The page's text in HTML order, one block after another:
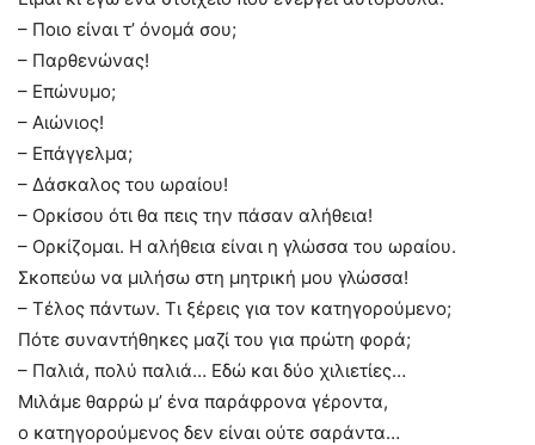
– Ποιο είναι τ’ όνομά σου;
– Παρθενώνας!
– Επώνυμο;
– Αιώνιος!
– Επάγγελμα;
– Δάσκαλος του ωραίου!
– Ορκίσου ότι θα πεις την πάσαν αλήθεια!
– Ορκίζομαι. Η αλήθεια είναι η γλώσσα του ωραίου.
Σκοπεύω να μιλήσω στη μητρική μου γλώσσα!
– Τέλος πάντων. Τι ξέρεις για τον κατηγορούμενο;
Πότε συναντήθηκες μαζί του για πρώτη φορά;
– Παλιά, πολύ παλιά… Εδώ και δύο χιλιετίες…
Μιλάμε θαρρώ μ’ ένα παράφρονα γέροντα,
ο κατηγορούμενος δεν είναι ούτε σαράντα…